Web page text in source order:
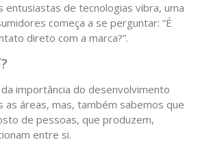
entusiastas de tecnologias vibra, uma
começa a se perguntar: “É
direto com a marca?”.
importância do desenvolvimento
as áreas, mas, também sabemos que
de pessoas, que produzem,
entre si.